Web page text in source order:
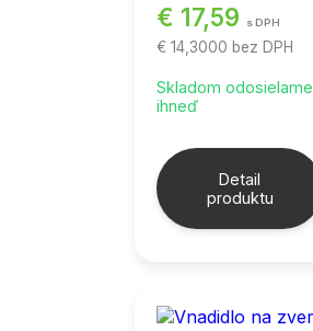
€ 17,59 s DPH
€ 14,3000 bez DPH
Skladom odosielame
ihneď
Detail
produktu